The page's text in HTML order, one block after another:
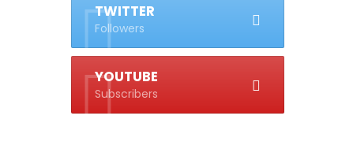
TWITTER
Followers
YOUTUBE
Subscribers